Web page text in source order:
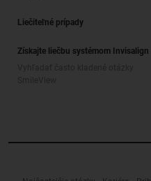
Liečiteľné prípady
Získajte liečbu systémom Invisalign